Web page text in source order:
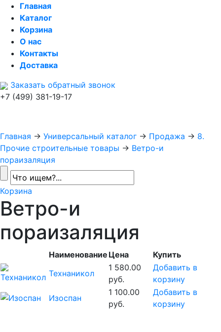
Главная
Каталог
Корзина
О нас
Контакты
Доставка
Заказать обратный звонок
+7 (499) 381-19-17
Главная → Универсальный каталог → Продажа → 8.
Прочие строительные товары → Ветро-и
пораизаляция
Корзина
Ветро-и
пораизаляция
Наименование Цена
Купить
Технаникол
1 580.00
руб.
Добавить в
корзину
Изоспан
1 100.00
руб.
Добавить в
корзину